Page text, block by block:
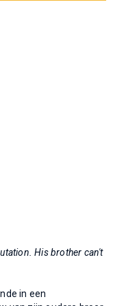
His brother can't
in een